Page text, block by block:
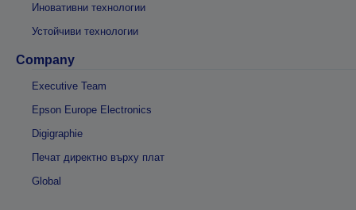
Иновативни технологии
Устойчиви технологии
Company
Executive Team
Epson Europe Electronics
Digigraphie
Печат директно върху плат
Global